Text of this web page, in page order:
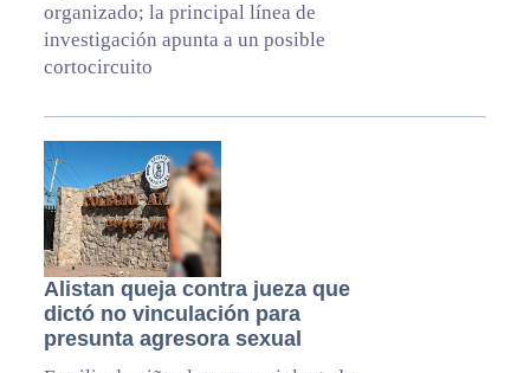
organizado; la principal línea de
investigación apunta a un posible
cortocircuito
Alistan queja contra jueza que
dictó no vinculación para
presunta agresora sexual